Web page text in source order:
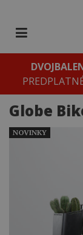
Globe
NOVINKY